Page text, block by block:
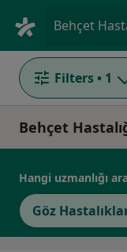
Behçet
Filters • 1
Behçet
Hangi uzmanlığı
Göz